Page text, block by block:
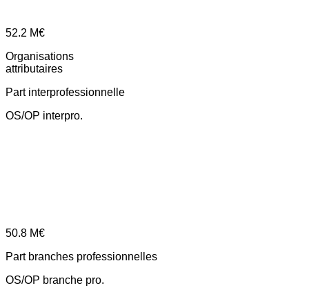
52.2 M€
Organisations
attributaires
Part interprofessionnelle
OS/OP interpro.
50.8 M€
Part branches professionnelles
OS/OP branche pro.